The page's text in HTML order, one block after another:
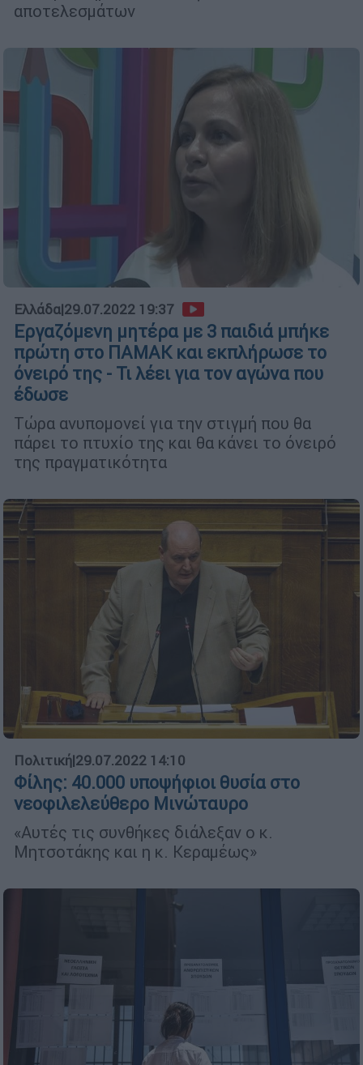
αποτελεσμάτων
Ελλάδα|29.07.2022 19:37
Εργαζόμενη μητέρα με 3 παιδιά μπήκε
πρώτη στο ΠΑΜΑΚ και εκπλήρωσε το
όνειρό της - Τι λέει για τον αγώνα που
έδωσε
Τώρα ανυπομονεί για την στιγμή που θα
πάρει το πτυχίο της και θα κάνει το όνειρό
της πραγματικότητα
Πολιτική|29.07.2022 14:10
Φίλης: 40.000 υποψήφιοι θυσία στο
νεοφιλελεύθερο Μινώταυρο
«Αυτές τις συνθήκες διάλεξαν ο κ.
Μητσοτάκης και η κ. Κεραμέως»